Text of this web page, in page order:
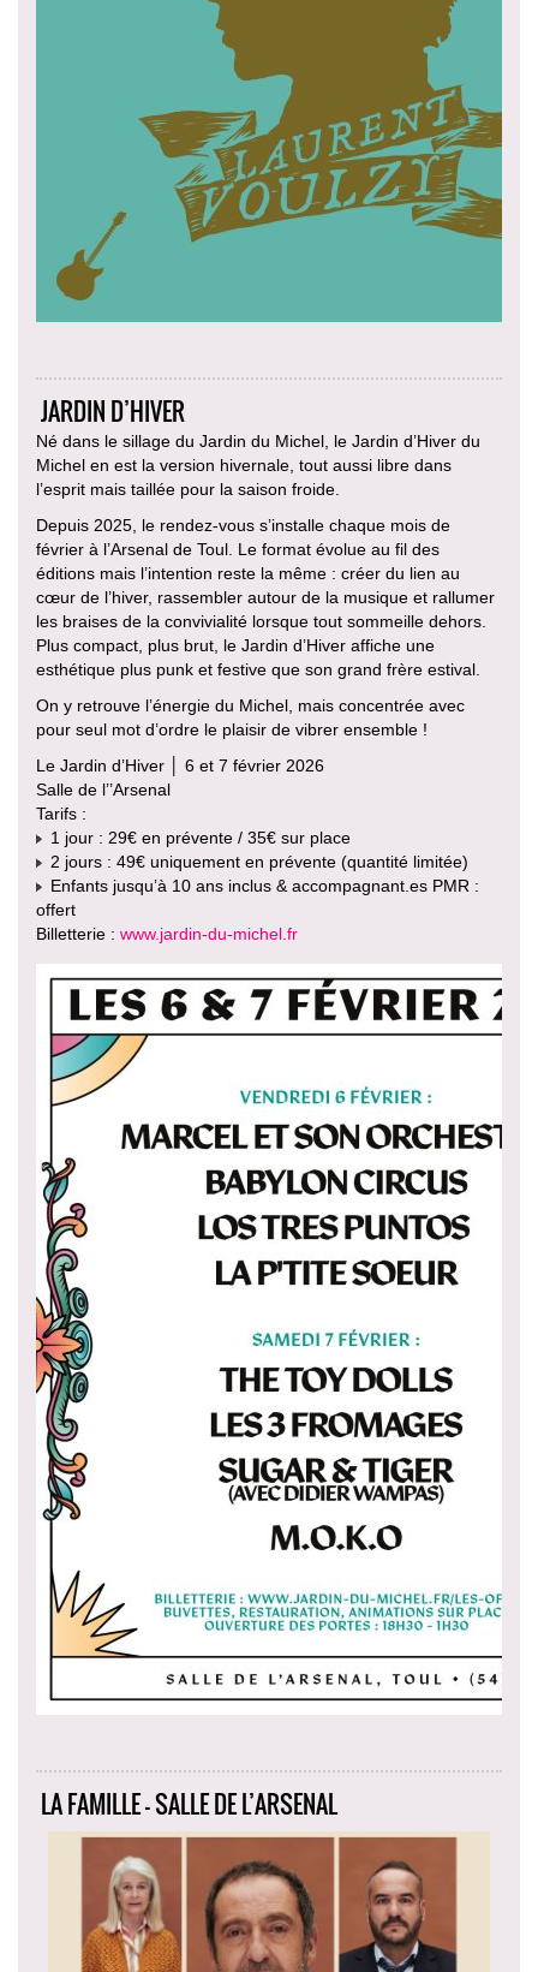
JARDIN D’HIVER
Né dans le sillage du Jardin du Michel, le Jardin d’Hiver du
Michel en est la version hivernale, tout aussi libre dans
l’esprit mais taillée pour la saison froide.
Depuis 2025, le rendez-vous s’installe chaque mois de
février à l’Arsenal de Toul. Le format évolue au fil des
éditions mais l’intention reste la même : créer du lien au
cœur de l’hiver, rassembler autour de la musique et rallumer
les braises de la convivialité lorsque tout sommeille dehors.
Plus compact, plus brut, le Jardin d’Hiver affiche une
esthétique plus punk et festive que son grand frère estival.
On y retrouve l’énergie du Michel, mais concentrée avec
pour seul mot d’ordre le plaisir de vibrer ensemble !
Le Jardin d’Hiver │ 6 et 7 février 2026
Salle de l’’Arsenal
Tarifs :
1 jour : 29€ en prévente / 35€ sur place
2 jours : 49€ uniquement en prévente (quantité limitée)
Enfants jusqu’à 10 ans inclus & accompagnant.es PMR :
offert
Billetterie : www.jardin-du-michel.fr
LA FAMILLE - SALLE DE L’ARSENAL